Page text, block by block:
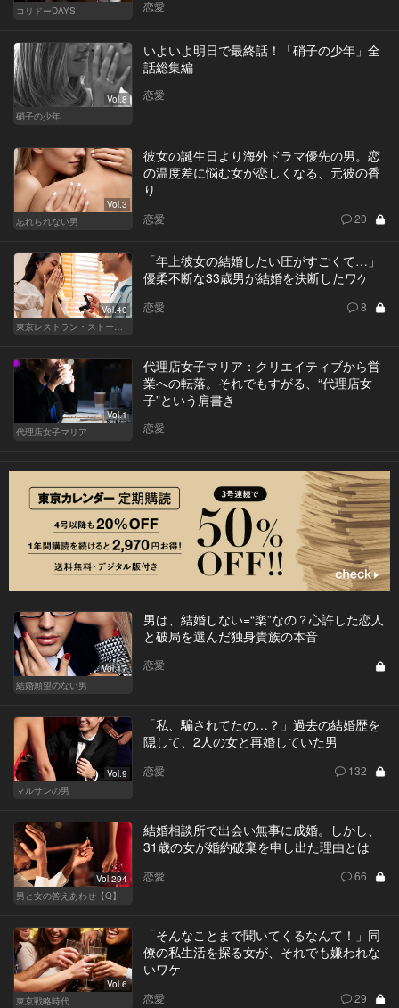
コリドーDAYS 恋愛
Vol.8
硝子の少年
いよいよ明日で最終話！「硝子の少年」全
話総集編
恋愛
Vol.3
忘れられない男
彼女の誕生日より海外ドラマ優先の男。恋
の温度差に悩む女が恋しくなる、元彼の香
り
恋愛 20
Vol.40
東京レストラン・ストーリー
「年上彼女の結婚したい圧がすごくて…」
優柔不断な33歳男が結婚を決断したワケ
恋愛 8
Vol.1
代理店女子マリア
代理店女子マリア：クリエイティブから営
業への転落。それでもすがる、“代理店女
子”という肩書き
恋愛
Vol.17
結婚願望のない男
男は、結婚しない=“楽”なの？心許した恋人
と破局を選んだ独身貴族の本音
恋愛
Vol.9
マルサンの男
「私、騙されてたの…？」過去の結婚歴を
隠して、2人の女と再婚していた男
恋愛 132
Vol.294
男と女の答えあわせ【Q】
結婚相談所で出会い無事に成婚。しかし、
31歳の女が婚約破棄を申し出た理由とは
恋愛 66
Vol.6
東京戦略時代
「そんなことまで聞いてくるなんて！」同
僚の私生活を探る女が、それでも嫌われな
いワケ
恋愛 29